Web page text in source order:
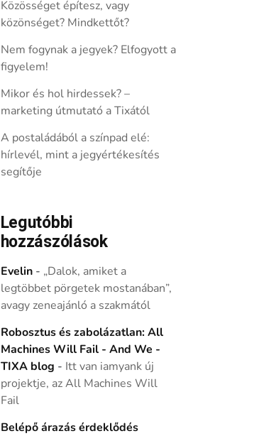
Közösséget építesz, vagy
közönséget? Mindkettőt?
Nem fogynak a jegyek? Elfogyott a
figyelem!
Mikor és hol hirdessek? –
marketing útmutató a Tixától
A postaládából a színpad elé:
hírlevél, mint a jegyértékesítés
segítője
Legutóbbi
hozzászólások
Evelin- „Dalok, amiket a
legtöbbet pörgetek mostanában”,
avagy zeneajánló a szakmától
Robosztus és zabolázatlan: All
Machines Will Fail - And We -
TIXA blog - Itt van iamyank új
projektje, az All Machines Will
Fail
Belépő árazás érdeklődés